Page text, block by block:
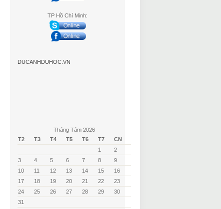
TP Hồ Chí Minh:
DUCANHDUHOC.VN
Tháng Tám 2026
T2
T3 T4 T5 T6 T7 CN
1
2
3
4 5 6 7 8
9
10
11 12 13 14 15
16
17
18 19 20 21 22
23
24
25 26 27 28 29
30
31